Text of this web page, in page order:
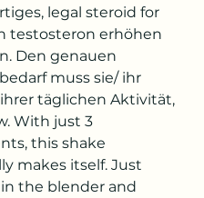
legal steroid for
testosteron erhöhen
Den genauen
muss sie/ ihr
täglichen Aktivität,
With just 3
this shake
makes itself. Just
the blender and